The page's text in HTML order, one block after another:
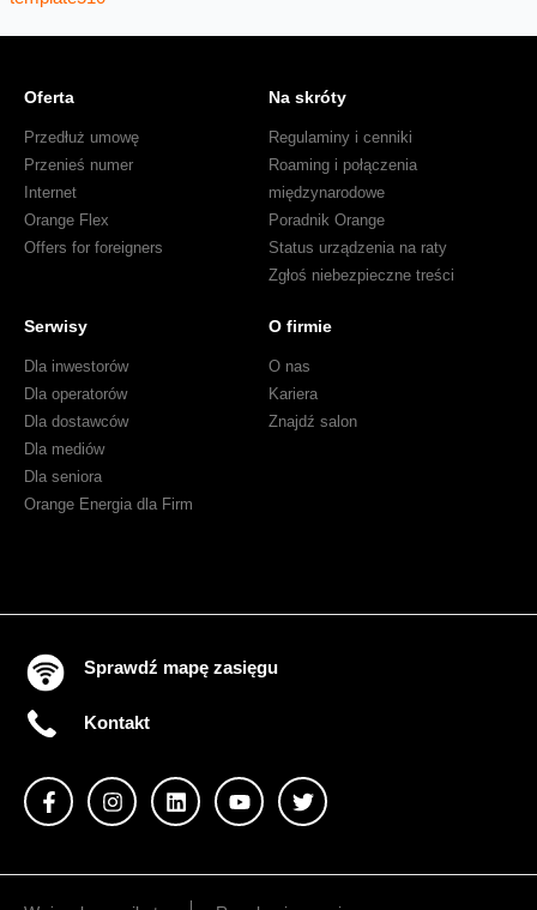
Oferta
Przedłuż umowę
Przenieś numer
Internet
Orange Flex
Offers for foreigners
Na skróty
Regulaminy i cenniki
Roaming i połączenia
międzynarodowe
Poradnik Orange
Status urządzenia na raty
Zgłoś niebezpieczne treści
Serwisy
Dla inwestorów
Dla operatorów
Dla dostawców
Dla mediów
Dla seniora
Orange Energia dla Firm
O firmie
O nas
Kariera
Znajdź salon
Sprawdź mapę zasięgu
Kontakt